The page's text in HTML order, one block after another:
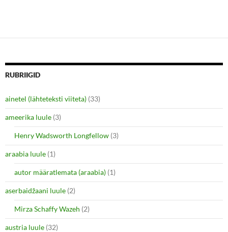
h
e
o
n
t
t
e
r
(
O
p
e
n
n
n
w
w
i
n
d
o
h
e
o
e
b
o
o
k
(
O
p
e
n
i
n
n
e
w
w
i
n
d
RUBRIIGID
ainetel (lähteteksti viiteta) (33)
ameerika luule (3)
Henry Wadsworth Longfellow (3)
araabia luule (1)
autor määratlemata (araabia) (1)
aserbaidžaani luule (2)
Mirza Schaffy Wazeh (2)
austria luule (32)